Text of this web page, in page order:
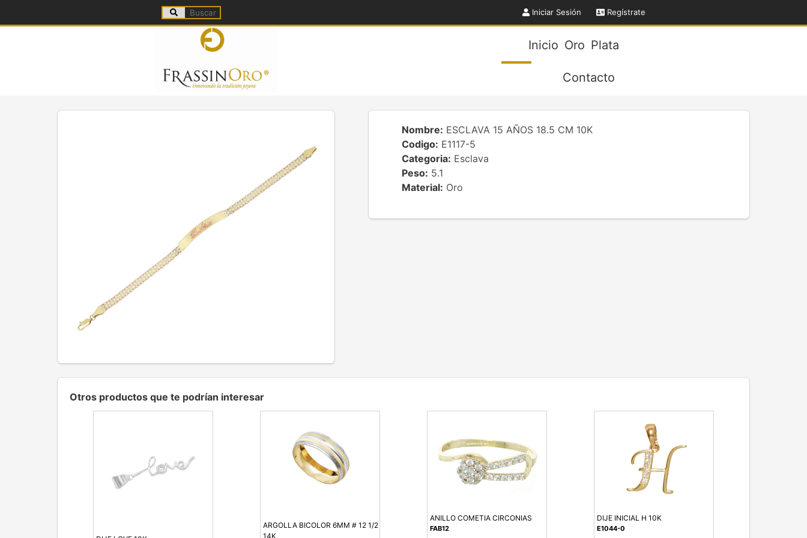
Iniciar Sesión Regístrate
Inicio Oro Plata
Contacto
Nombre: ESCLAVA 15 AÑOS 18.5 CM 10K
Codigo: E1117-5
Categoria: Esclava
Peso: 5.1
Material: Oro
Otros productos que te podrían interesar
ARGOLLA BICOLOR 6MM # 12 1/2
14K
ANILLO COMETIA CIRCONIAS
FAB12
DIJE INICIAL H 10K
E1044-0